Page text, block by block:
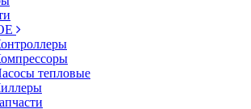
тепловые